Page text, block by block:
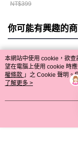
NT$399
你可能有興趣的
熱門標籤
本網站中使用 cookie，欲查
望在電腦上使用 cookie 時
權條款 」之 Cookie 聲明。
用條款之 Cookie 聲明使用
了解更多 >